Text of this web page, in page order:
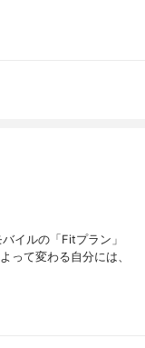
イルの「Fitプラン」
って変わる自分には、